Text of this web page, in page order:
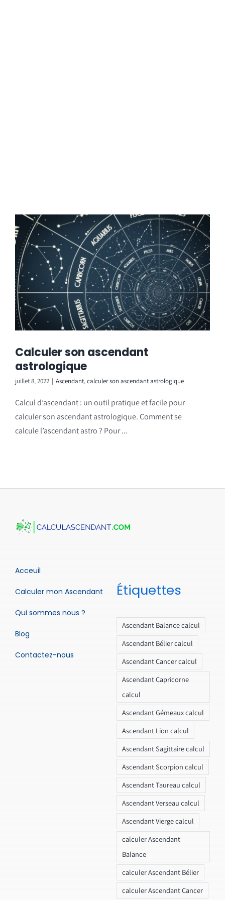
Calculer son ascendant
astrologique
juillet 8, 2022 | Ascendant,calculer son ascendant astrologique
Calcul d’ascendant : un outil pratique et facile pour
calculer son ascendant astrologique. Comment se
calcule l’ascendant astro ? Pour ...
Acceuil
Calculer mon Ascendant
Qui sommes nous ?
Blog
Contactez-nous
Étiquettes
Ascendant Balance calcul
Ascendant Bélier calcul
Ascendant Cancer calcul
Ascendant Capricorne
calcul
Ascendant Gémeaux calcul
Ascendant Lion calcul
Ascendant Sagittaire calcul
Ascendant Scorpion calcul
Ascendant Taureau calcul
Ascendant Verseau calcul
Ascendant Vierge calcul
calculer Ascendant
Balance
calculer Ascendant Bélier
calculer Ascendant Cancer